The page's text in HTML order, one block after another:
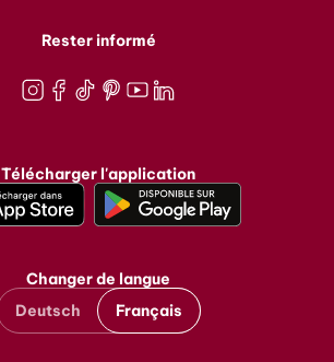
Rester informé
Télécharger l'application
Changer de langue
Deutsch
Français